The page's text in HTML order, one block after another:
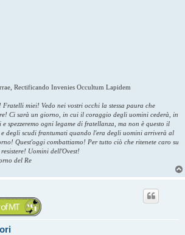
Rectificando Invenies Occultum Lapidem
Fratelli miei! Vedo nei vostri occhi la stessa paura che
Ci sarà un giorno, in cui il coraggio degli uomini cederà, in
spezzeremo ogni legame di fratellanza, ma non è questo il
degli scudi frantumati quando l'era degli uomini arriverà al
Quest'oggi combattiamo! Per tutto ciò che ritenete caro su
Uomini dell'Ovest!
del Re